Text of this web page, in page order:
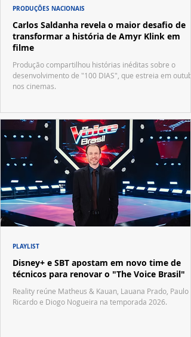
Carlos Saldanha revela o maior desafio de
transformar a história de Amyr Klink em
filme
Produção compartilhou histórias inéditas sobre o
desenvolvimento de "100 DIAS", que estreia em
nos cinemas.
PRODUÇÕES NACIONAIS
Disney+ e SBT apostam em novo time de
técnicos para renovar o "The Voice Brasil"
Reality reúne Matheus & Kauan, Lauana Prado, Paulo
Ricardo e Diogo Nogueira na temporada 2026.
PLAYLIST